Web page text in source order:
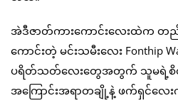
အဲဒီဇာတ်ကားကောင်းလေးထဲက တည်
ကောင်းတဲ့ မင်းသမီးလေး Fonthip
ပရိတ်သတ်လေးတွေအတွက် သူမရဲ့စိတ်
အကြောင်းအရာတချို့နဲ့ ဖက်ရှင်လေးကို